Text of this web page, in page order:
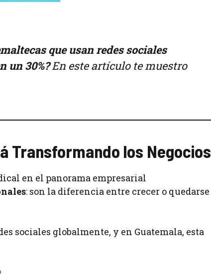
que usan redes sociales
un 30%?En este artículo te muestro
Transformando los Negocios
en el panorama empresarial
: son la diferencia entre crecer o quedarse
sociales globalmente, y en Guatemala, esta